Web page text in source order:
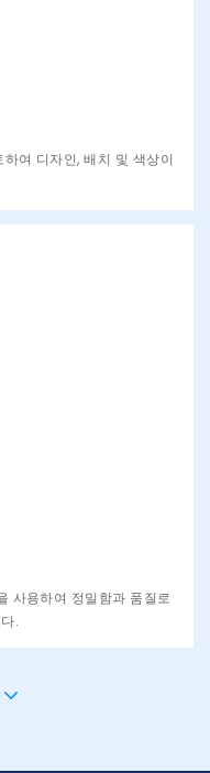
여 디자인, 배치 및 색상이
사용하여 정밀함과 품질로
.